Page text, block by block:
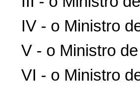
IV - o Ministro
V - o Ministro
VI - o Ministro